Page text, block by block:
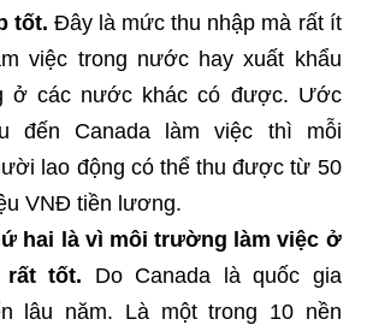
tốt.Đây là mức thu nhập mà rất ít
việc trong nước hay xuất khẩu
ở các nước khác có được. Ước
đến Canada làm việc thì mỗi
lao động có thể thu được từ 50
VNĐ tiền lương.
hai là vì môi trường làm việc ở
rất tốt. Do Canada là quốc gia
lâu năm. Là một trong 10 nền